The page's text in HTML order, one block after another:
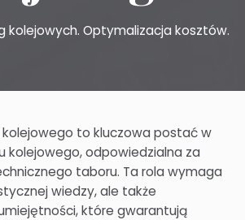
kolejowych. Optymalizacja kosztów.
to kluczowa postać w
kolejowego, odpowiedzialna za
taboru. Ta rola wymaga
wiedzy, ale także
które gwarantują